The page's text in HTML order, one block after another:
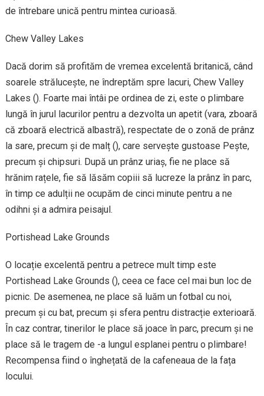
de întrebare unică pentru mintea curioasă.
Chew Valley Lakes
Dacă dorim să profităm de vremea excelentă britanică, când
soarele strălucește, ne îndreptăm spre lacuri, Chew Valley
Lakes (). Foarte mai întâi pe ordinea de zi, este o plimbare
lungă în jurul lacurilor pentru a dezvolta un apetit (vara, zboară
că zboară electrică albastră), respectate de o zonă de prânz
la sare, precum și de malț (), care servește gustoase Pește,
precum și chipsuri. După un prânz uriaș, fie ne place să
hrănim rațele, fie să lăsăm copiii să lucreze la prânz în parc,
în timp ce adulții ne ocupăm de cinci minute pentru a ne
odihni și a admira peisajul.
Portishead Lake Grounds
O locație excelentă pentru a petrece mult timp este
Portishead Lake Grounds (), ceea ce face cel mai bun loc de
picnic. De asemenea, ne place să luăm un fotbal cu noi,
precum și cu bat, precum și sfera pentru distracție exterioară.
În caz contrar, tinerilor le place să joace în parc, precum și ne
place să le tragem de -a lungul esplanei pentru o plimbare!
Recompensa fiind o înghețată de la cafeneaua de la fața
locului.